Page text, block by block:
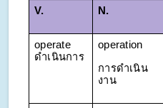
V. N.
operate
ดำเนินการ
operation
การดำเนิน
งาน